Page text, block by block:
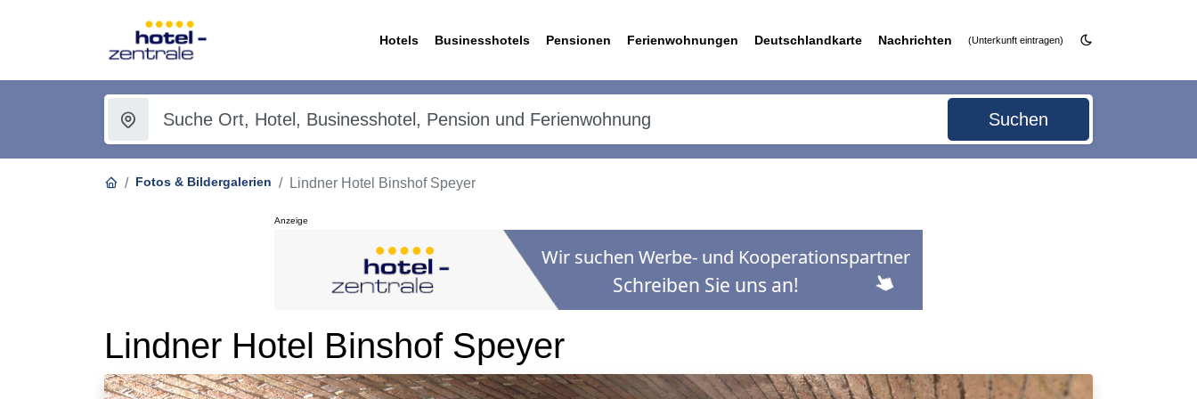
Hotels Businesshotels Pensionen Ferienwohnungen Deutschlandkarte Nachrichten (Unterkunft eintragen)
Suchen
Fotos & Bildergalerien Lindner Hotel Binshof Speyer
Anzeige
Lindner Hotel Binshof Speyer